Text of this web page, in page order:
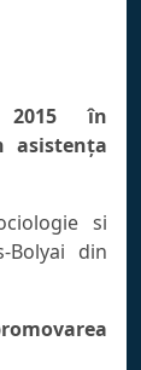
2015 în
asistenţa
si
Bolyai din